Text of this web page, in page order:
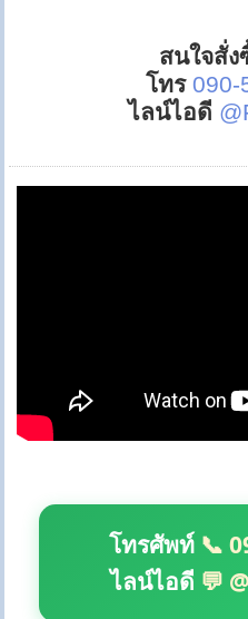
สนใจสั่
โทร 090-
ไลน์ไอดี
โทรศัพท์ 📞
ไลน์ไอดี 💬